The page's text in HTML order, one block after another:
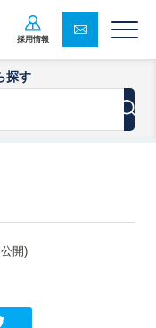
採用情報
探す
公開)